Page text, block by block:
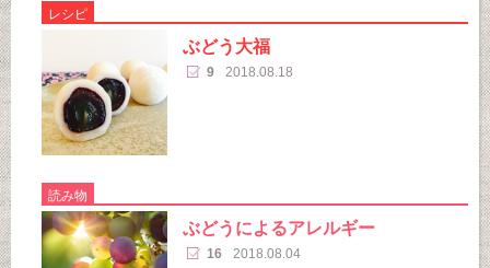
レシピ
ぶどう大福
9 2018.08.18
読み物
ぶどうによるアレルギー
16 2018.08.04